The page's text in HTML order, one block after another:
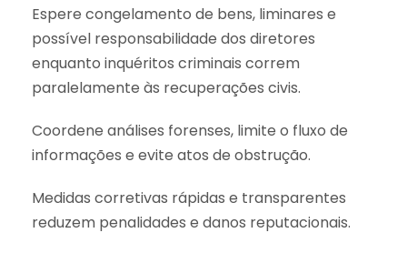
Espere congelamento de bens, liminares e
possível responsabilidade dos diretores
enquanto inquéritos criminais correm
paralelamente às recuperações civis.
Coordene análises forenses, limite o fluxo de
informações e evite atos de obstrução.
Medidas corretivas rápidas e transparentes
reduzem penalidades e danos reputacionais.